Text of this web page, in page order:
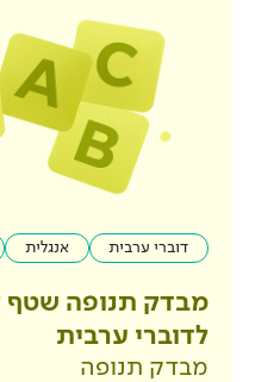
דוברי ערבית אנגלית
מבדק תנופה שטף
לדוברי ערבית
מבדק תנופה